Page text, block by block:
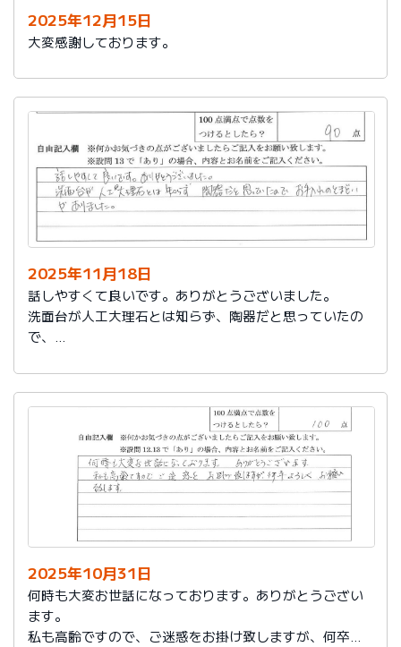
2025年12月15日
大変感謝しております。
2025年11月18日
話しやすくて良いです。ありがとうございました。
洗面台が人工大理石とは知らず、陶器だと思っていたの
で、
2025年10月31日
何時も大変お世話になっております。ありがとうござい
ます。
私も高齢ですので、ご迷惑をお掛け致しますが、何卒よ